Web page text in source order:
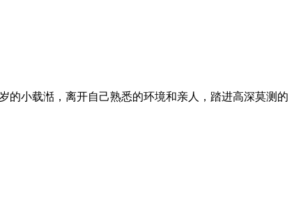
的小载湉，离开自己熟悉的环境和亲人，踏进高深莫测的